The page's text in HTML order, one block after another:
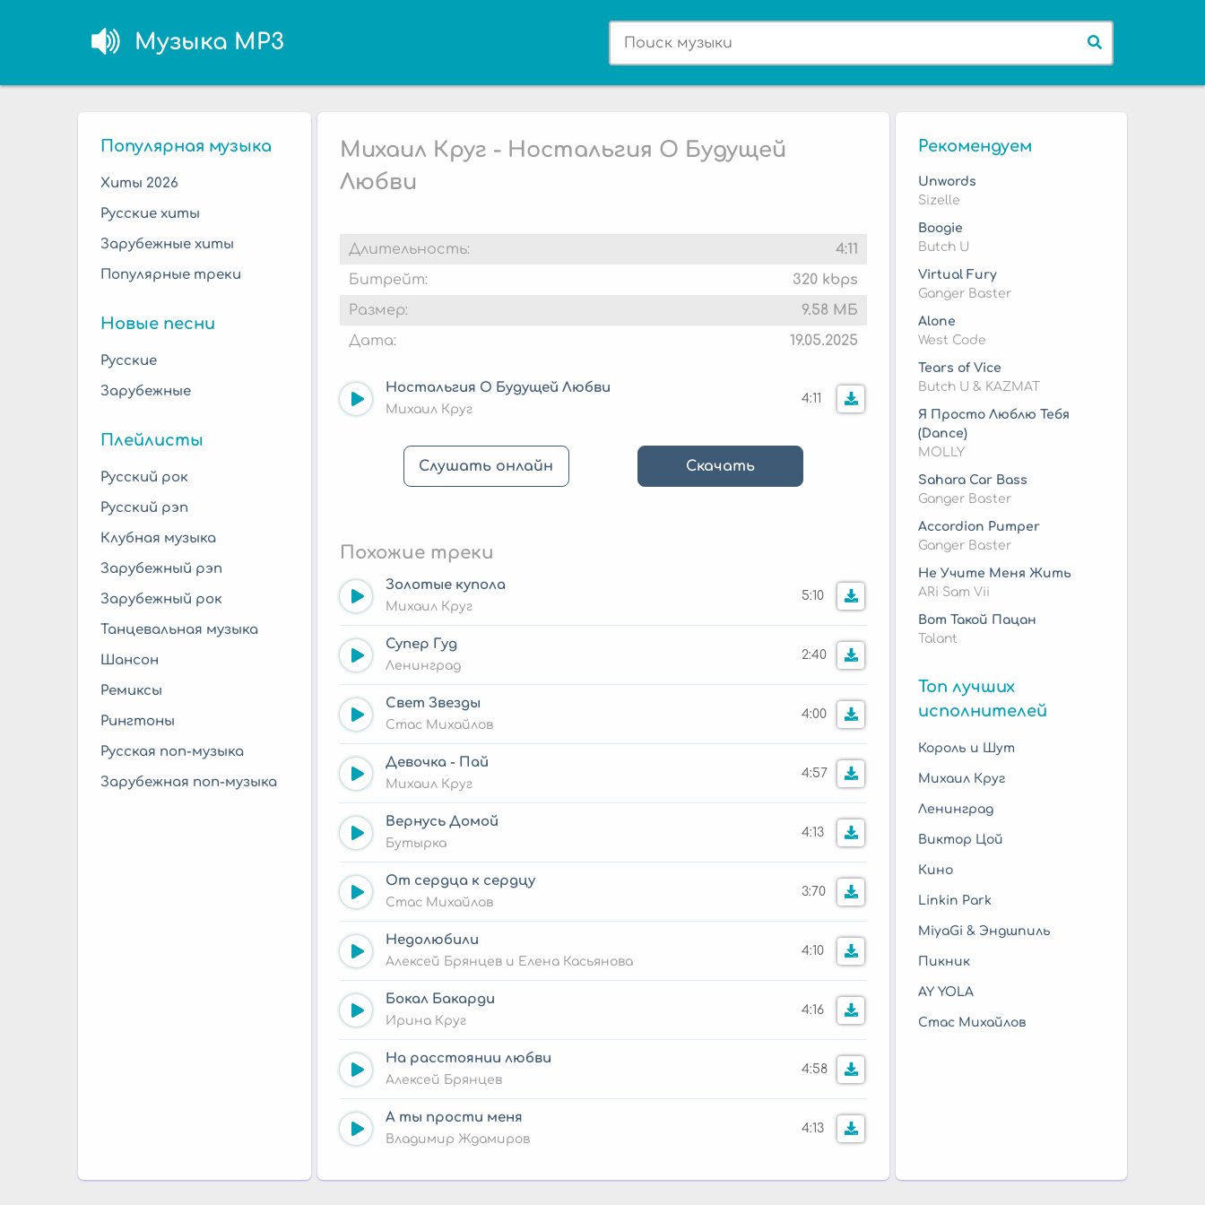
Музыка MP3
Популярная музыка
Хиты 2026
Русские хиты
Зарубежные хиты
Популярные треки
Новые песни
Русские
Зарубежные
Плейлисты
Русский рок
Русский рэп
Клубная музыка
Зарубежный рэп
Зарубежный рок
Танцевальная музыка
Шансон
Ремиксы
Рингтоны
Русская поп-музыка
Зарубежная поп-музыка
Михаил Круг - Ностальгия О Будущей
Любви
Длительность:
4:11
Битрейт:
320 kbps
Размер:
9.58 МБ
Дата:
19.05.2025
Ностальгия О Будущей Любви
Михаил Круг
4:11
Слушать онлайн Скачать
Похожие треки
Золотые купола
Михаил Круг
5:10
Супер Гуд
Ленинград
2:40
Свет Звезды
Стас Михайлов
4:00
Девочка - Пай
Михаил Круг
4:57
Вернусь Домой
Бутырка
4:13
От сердца к сердцу
Стас Михайлов
3:70
Недолюбили
Алексей Брянцев и Елена Касьянова
4:10
Бокал Бакарди
Ирина Круг
4:16
На расстоянии любви
Алексей Брянцев
4:58
А ты прости меня
Владимир Ждамиров
4:13
Рекомендуем
Unwords
Sizelle
Boogie
Butch U
Virtual Fury
Ganger Baster
Alone
West Code
Tears of Vice
Butch U & KAZMAT
Я Просто Люблю Тебя
(Dance)
MOLLY
Sahara Car Bass
Ganger Baster
Accordion Pumper
Ganger Baster
Не Учите Меня Жить
ARi Sam Vii
Вот Такой Пацан
Talant
Топ лучших
исполнителей
Король и Шут
Михаил Круг
Ленинград
Виктор Цой
Кино
Linkin Park
MiyaGi & Эндшпиль
Пикник
AY YOLA
Стас Михайлов